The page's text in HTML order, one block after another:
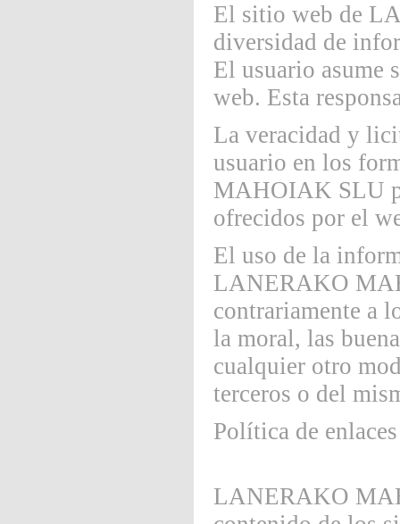
El sitio web de
diversidad de
El usuario asume
web. Esta
La veracidad y
usuario en los
MAHOIAK SLU
ofrecidos por el
El uso de la
LANERAKO
contrariamente a
la moral, las
cualquier otro
terceros o del
Política de
LANERAKO